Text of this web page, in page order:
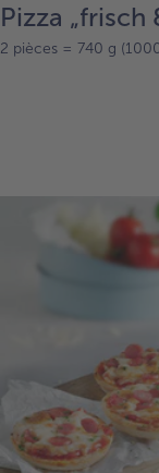
Pizza „frisch
2 pièces = 740 g